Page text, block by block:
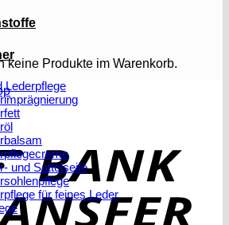
keine Produkte im Warenkorb.
Lederpflege
und Sattelseife
für feines Leder